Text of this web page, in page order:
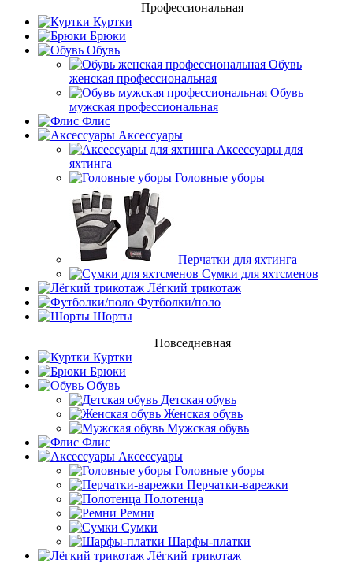
Профессиональная
Куртки
Брюки
Обувь
Обувь
женская профессиональная
Обувь
мужская профессиональная
Флис
Аксессуары
Аксессуары для
яхтинга
Головные уборы
Перчатки для яхтинга
Сумки для яхтсменов
Лёгкий трикотаж
Футболки/поло
Шорты
Повседневная
Куртки
Брюки
Обувь
Детская обувь
Женская обувь
Мужская обувь
Флис
Аксессуары
Головные уборы
Перчатки-варежки
Полотенца
Ремни
Сумки
Шарфы-платки
Лёгкий трикотаж